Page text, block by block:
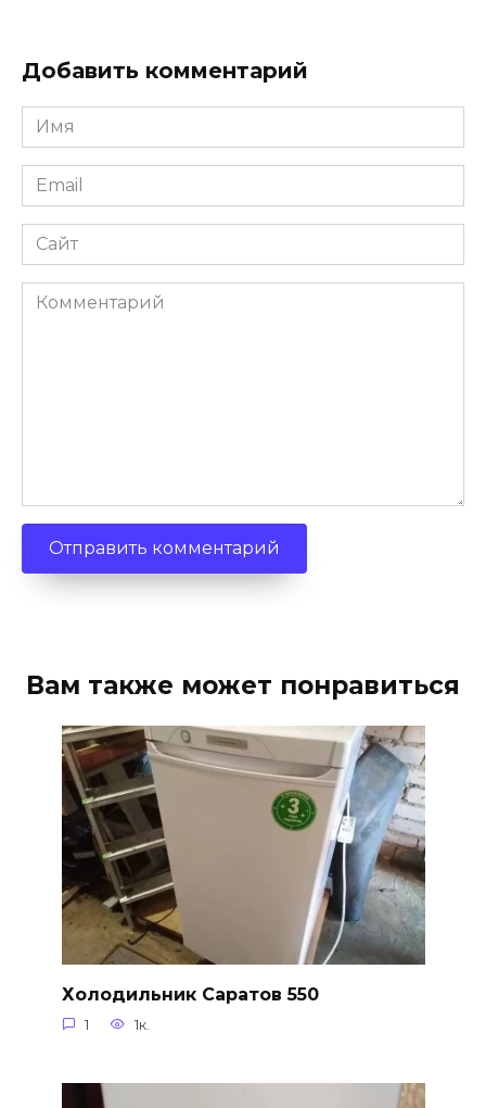
Добавить комментарий
Имя
Email
Сайт
Комментарий
Вам также может понравиться
Холодильник Саратов 550
1 1к.